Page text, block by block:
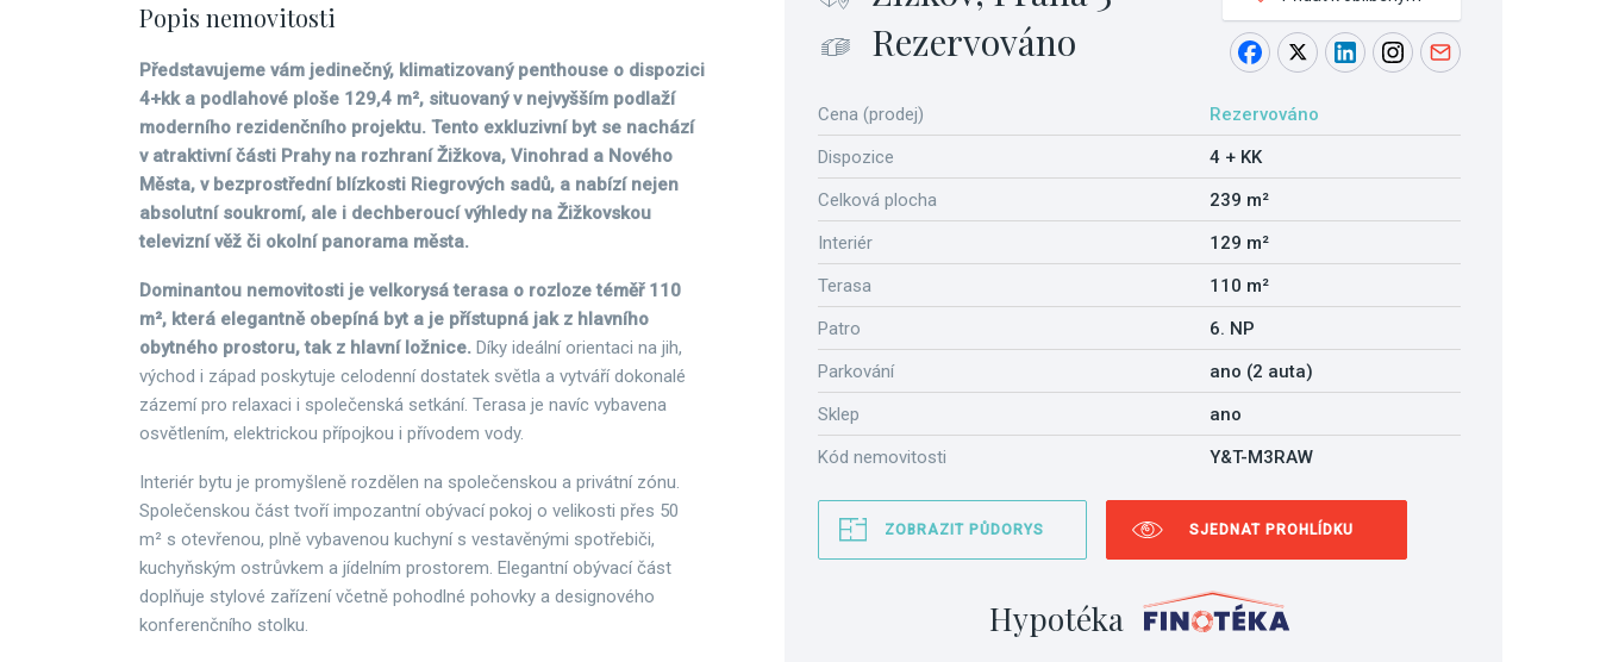
Rezervováno
Cena (prodej)
Rezervováno
Dispozice
4 + KK
Celková plocha
239 m²
Interiér
129 m²
Terasa
110 m²
Patro
6. NP
Parkování
ano (2 auta)
Sklep
ano
Kód nemovitosti
Y&T-M3RAW
ZOBRAZIT PŮDORYS SJEDNAT PROHLÍDKU
Hypotéka
Popis nemovitosti
Představujeme vám jedinečný, klimatizovaný penthouse o dispozici
4+kk a podlahové ploše 129,4 m², situovaný v nejvyšším podlaží
moderního rezidenčního projektu. Tento exkluzivní byt se nachází
v atraktivní části Prahy na rozhraní Žižkova, Vinohrad a Nového
Města, v bezprostřední blízkosti Riegrových sadů, a nabízí nejen
absolutní soukromí, ale i dechberoucí výhledy na Žižkovskou
televizní věž či okolní panorama města.
Dominantou nemovitosti je velkorysá terasa o rozloze téměř 110
m², která elegantně obepíná byt a je přístupná jak z hlavního
obytného prostoru, tak z hlavní ložnice. Díky ideální orientaci na jih,
východ i západ poskytuje celodenní dostatek světla a vytváří dokonalé
zázemí pro relaxaci i společenská setkání. Terasa je navíc vybavena
osvětlením, elektrickou přípojkou i přívodem vody.
Interiér bytu je promyšleně rozdělen na společenskou a privátní zónu.
Společenskou část tvoří impozantní obývací pokoj o velikosti přes 50
m² s otevřenou, plně vybavenou kuchyní s vestavěnými spotřebiči,
kuchyňským ostrůvkem a jídelním prostorem. Elegantní obývací část
doplňuje stylové zařízení včetně pohodlné pohovky a designového
konferenčního stolku.